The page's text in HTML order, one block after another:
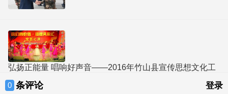
弘扬正能量 唱响好声音——2016年竹山县宣传思想文化工
作综述
0 条评论 登录